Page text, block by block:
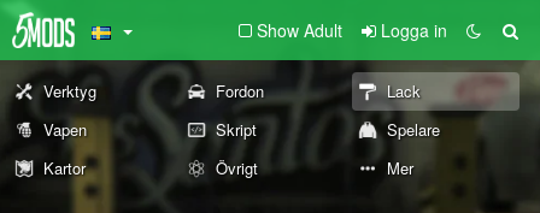
Show Adult Logga in
Verktyg Fordon
Lack
Vapen
Skript
Spelare
Kartor
Övrigt Mer